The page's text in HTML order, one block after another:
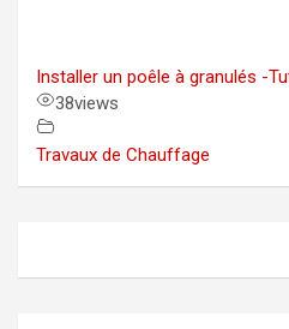
Installer un poêle à granulés -
38views
Travaux de Chauffage